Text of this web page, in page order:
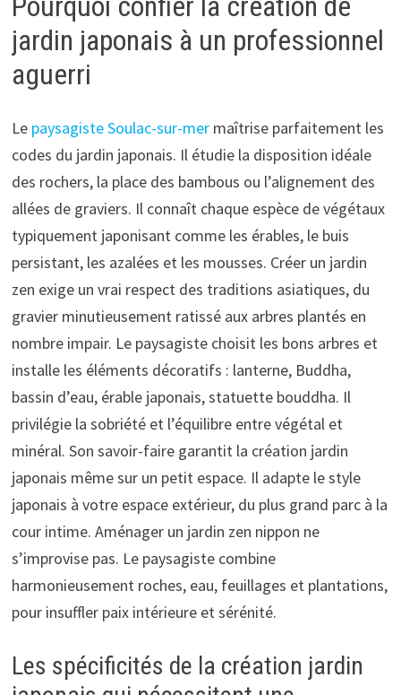
jardin japonais à un professionnel
aguerri
Le paysagiste Soulac-sur-mermaîtrise parfaitement les
codes du jardin japonais. Il étudie la disposition idéale
des rochers, la place des bambous ou l’alignement des
allées de graviers. Il connaît chaque espèce de végétaux
typiquement japonisant comme les érables, le buis
persistant, les azalées et les mousses. Créer un jardin
zen exige un vrai respect des traditions asiatiques, du
gravier minutieusement ratissé aux arbres plantés en
nombre impair. Le paysagiste choisit les bons arbres et
installe les éléments décoratifs : lanterne, Buddha,
bassin d’eau, érable japonais, statuette bouddha. Il
privilégie la sobriété et l’équilibre entre végétal et
minéral. Son savoir-faire garantit la création jardin
japonais même sur un petit espace. Il adapte le style
japonais à votre espace extérieur, du plus grand parc à la
cour intime. Aménager un jardin zen nippon ne
s’improvise pas. Le paysagiste combine
harmonieusement roches, eau, feuillages et plantations,
pour insuffler paix intérieure et sérénité.
Les spécificités de la création jardin